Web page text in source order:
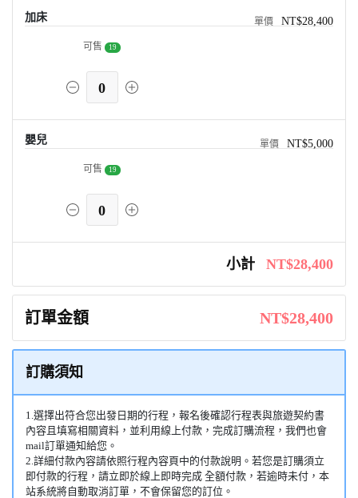
加床 NT$28,400
可售 19
0
嬰兒 NT$5,000
可售 19
0
小計 NT$28,400
訂單金額 NT$28,400
訂購須知
1.選擇出符合您出發日期的行程，報名後確認行程表與旅遊契約書
內容且填寫相關資料，並利用線上付款，完成訂購流程，我們也會
mail訂單通知給您。
2.詳細付款內容請依照行程內容頁中的付款說明。若您是訂購須立
即付款的行程，請立即於線上即時完成 全額付款，若逾時未付，本
站系統將自動取消訂單，不會保留您的訂位。